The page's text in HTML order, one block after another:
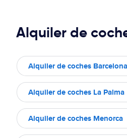
Alquiler de
Alquiler de coches Barcelona
Alquiler de coches La Palma
Alquiler de coches Menorca